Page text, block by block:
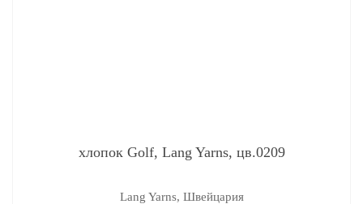
хлопок Golf, Lang Yarns, цв.0209
Lang Yarns, Швейцария